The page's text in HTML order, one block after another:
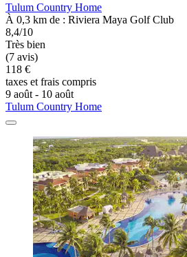
Tulum Country Home
À 0,3 km de : Riviera Maya Golf Club
8,4/10
Très bien
(7 avis)
118 €
taxes et frais compris
9 août - 10 août
Tulum Country Home